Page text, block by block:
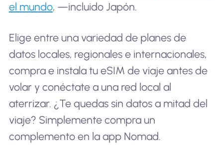
el mundo, —incluido Japón.
Elige entre una variedad de planes de
datos locales, regionales e internacionales,
compra e instala tu eSIM de viaje antes de
volar y conéctate a una red local al
aterrizar. ¿Te quedas sin datos a mitad del
viaje? Simplemente compra un
complemento en la app Nomad.